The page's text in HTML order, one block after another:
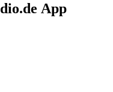
App